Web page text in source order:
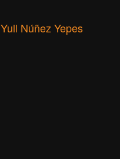
Yull Núñez Yepes